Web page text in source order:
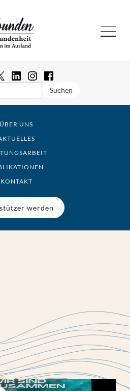
ÜBER UNS
KONTAKT
werden